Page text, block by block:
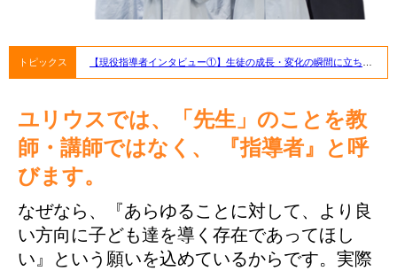
トピックス
ユリウスでは、「先生」のことを教
師・講師ではなく、
『指導者』と呼
びます。
なぜなら、『あらゆることに対して、より良
い方向に子ども達を導く存在であってほし
い』という願いを込めているからです。実際